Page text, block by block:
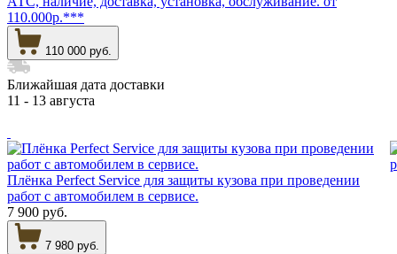
110.000р.***
110 000 руб.
Ближайшая дата доставки
11 - 13 августа
Плёнка Perfect Service для защиты кузова при проведении
работ с автомобилем в сервисе.
7 900 руб.
7 980 руб.